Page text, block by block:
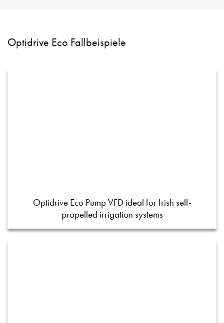
Optidrive Eco Fallbeispiele
Optidrive Eco Pump VFD ideal for Irish self-
propelled irrigation systems